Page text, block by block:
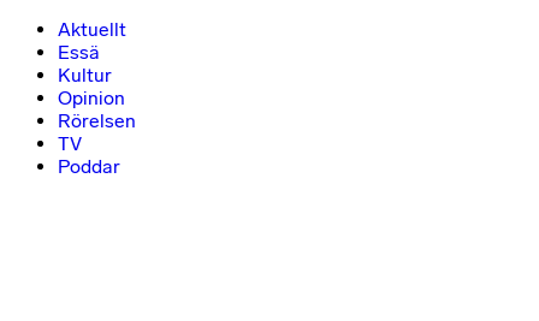
Aktuellt
Essä
Kultur
Opinion
Rörelsen
TV
Poddar